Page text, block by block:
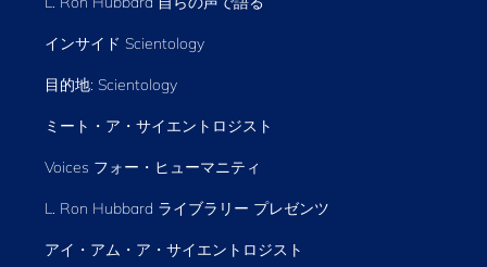
インサイド Scientology
目的地: Scientology
ミート・ア・サイエントロジスト
Voices フォー・ヒューマニティ
L. Ron Hubbard ライブラリー プレゼンツ
アイ・アム・ア・サイエントロジスト